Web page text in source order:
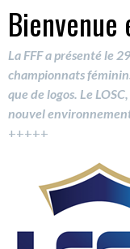
Bienvenue
La FFF a présenté le
championnats
que de logos. Le
nouvel
+++++